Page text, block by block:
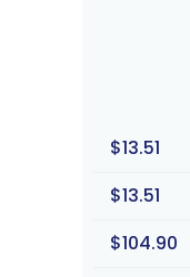
$13.51
$13.51
$104.90